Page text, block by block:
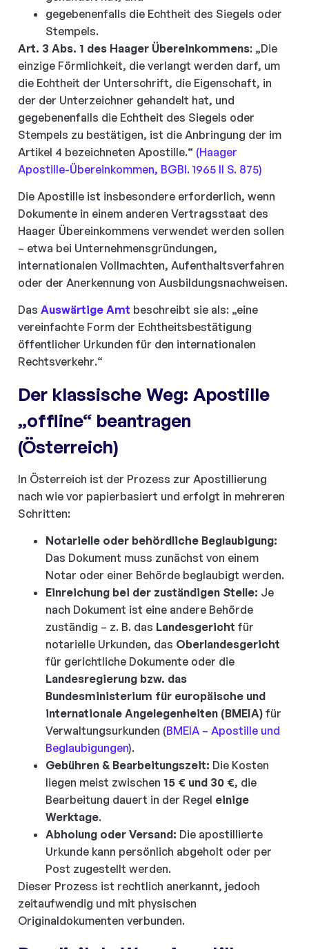
gegebenenfalls die Echtheit des Siegels oder
Stempels.
Art. 3 Abs. 1 des Haager Übereinkommens: „Die
einzige Förmlichkeit, die verlangt werden darf, um
die Echtheit der Unterschrift, die Eigenschaft, in
der der Unterzeichner gehandelt hat, und
gegebenenfalls die Echtheit des Siegels oder
Stempels zu bestätigen, ist die Anbringung der im
Artikel 4 bezeichneten Apostille.“ (Haager
Apostille-Übereinkommen, BGBl. 1965 II S. 875)
Die Apostille ist insbesondere erforderlich, wenn
Dokumente in einem anderen Vertragsstaat des
Haager Übereinkommens verwendet werden sollen
– etwa bei Unternehmensgründungen,
internationalen Vollmachten, Aufenthaltsverfahren
oder der Anerkennung von Ausbildungsnachweisen.
Das Auswärtige Amt beschreibt sie als: „eine
vereinfachte Form der Echtheitsbestätigung
öffentlicher Urkunden für den internationalen
Rechtsverkehr.“
Der klassische Weg: Apostille
„offline“ beantragen
(Österreich)
In Österreich ist der Prozess zur Apostillierung
nach wie vor papierbasiert und erfolgt in mehreren
Schritten:
Notarielle oder behördliche Beglaubigung:
Das Dokument muss zunächst von einem
Notar oder einer Behörde beglaubigt werden.
Einreichung bei der zuständigen Stelle: Je
nach Dokument ist eine andere Behörde
zuständig – z. B. das Landesgericht für
notarielle Urkunden, das Oberlandesgericht
für gerichtliche Dokumente oder die
Landesregierung bzw. das
Bundesministerium für europäische und
internationale Angelegenheiten (BMEIA) für
Verwaltungsurkunden (BMEIA – Apostille und
Beglaubigungen).
Gebühren & Bearbeitungszeit: Die Kosten
liegen meist zwischen 15 € und 30 €, die
Bearbeitung dauert in der Regel einige
Werktage.
Abholung oder Versand: Die apostillierte
Urkunde kann persönlich abgeholt oder per
Post zugestellt werden.
Dieser Prozess ist rechtlich anerkannt, jedoch
zeitaufwendig und mit physischen
Originaldokumenten verbunden.